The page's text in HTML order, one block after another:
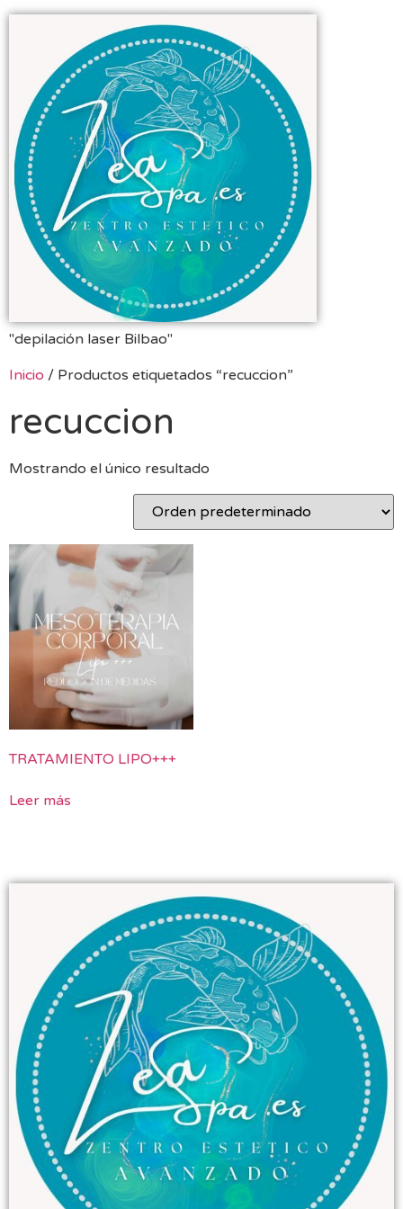
"depilación laser Bilbao"
Inicio / Productos etiquetados “recuccion”
recuccion
Mostrando el único resultado
TRATAMIENTO LIPO+++
Leer más